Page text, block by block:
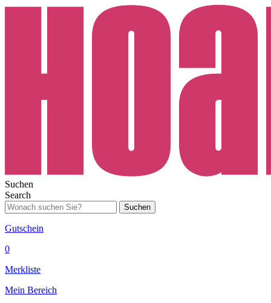
Suchen
Search
Suchen
Gutschein
0
Merkliste
Mein Bereich